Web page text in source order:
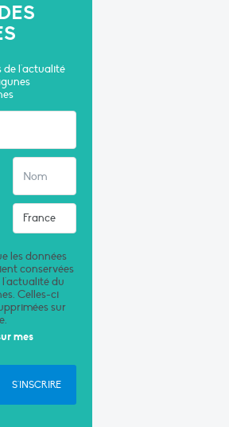
de l'actualité
les données
conservées
du
Celles-ci
sur
mes
S'INSCRIRE